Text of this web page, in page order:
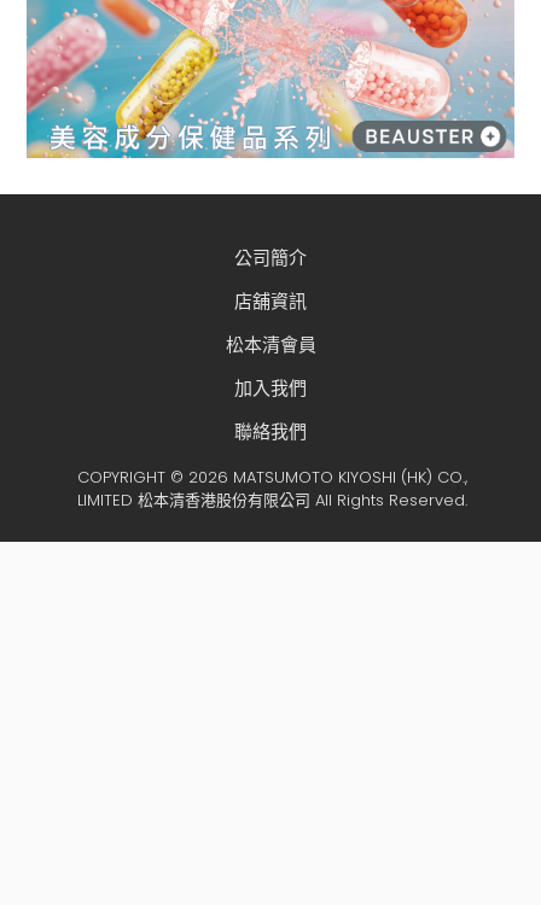
公司簡介
店舖資訊
松本清會員
加入我們
聯絡我們
COPYRIGHT © 2026 MATSUMOTO KIYOSHI (HK) CO.,
LIMITED 松本清香港股份有限公司 All Rights Reserved.